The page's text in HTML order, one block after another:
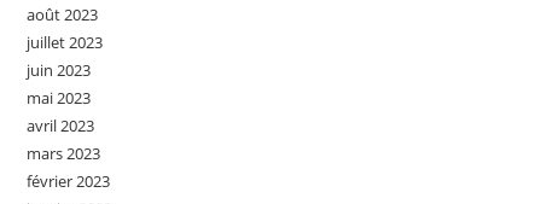
août 2023
juillet 2023
juin 2023
mai 2023
avril 2023
mars 2023
février 2023